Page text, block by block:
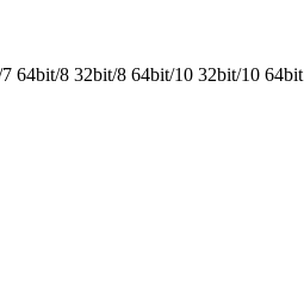
64bit/8 32bit/8 64bit/10 32bit/10 64bit